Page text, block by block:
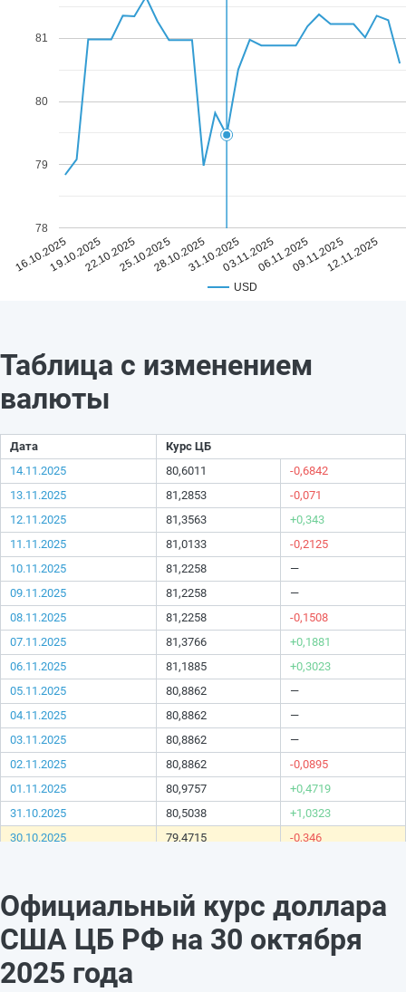
USD
16.10.202519.10.202522.10.202525.10.202528.10.202531.10.202503.11.202506.11.202509.11.202512.11.2025
78
79
80
81
Таблица с изменением
валюты
Дата
Курс ЦБ
14.11.2025
80,6011
-0,6842
13.11.2025
81,2853
-0,071
12.11.2025
81,3563
+0,343
11.11.2025
81,0133
-0,2125
10.11.2025
81,2258
—
09.11.2025
81,2258
—
08.11.2025
81,2258
-0,1508
07.11.2025
81,3766
+0,1881
06.11.2025
81,1885
+0,3023
05.11.2025
80,8862
—
04.11.2025
80,8862
—
03.11.2025
80,8862
—
02.11.2025
80,8862
-0,0895
01.11.2025
80,9757
+0,4719
31.10.2025
80,5038
+1,0323
30.10.2025
79,4715
-0,346
27.10.2025
80,9714
—
26.10.2025
80,9714
—
25.10.2025
24.10.2025
Официальный курс доллара
США ЦБ РФ на 30 октября
2025 года